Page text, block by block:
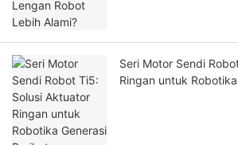
Seri Motor Sendi
Ringan untuk